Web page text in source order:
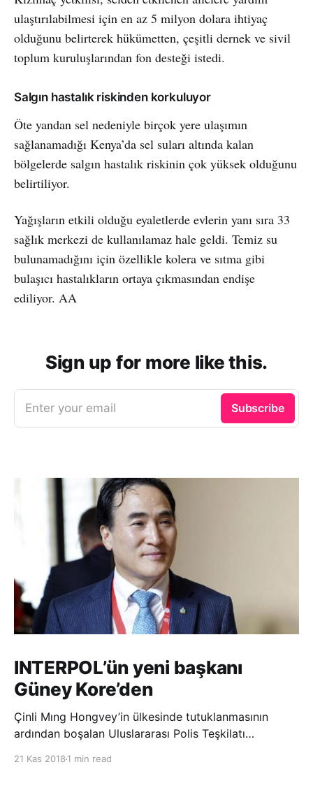
ulaştırılabilmesi için en az 5 milyon dolara ihtiyaç
olduğunu belirterek hükümetten, çeşitli dernek ve sivil
toplum kuruluşlarından fon desteği istedi.
Salgın hastalık riskinden korkuluyor
Öte yandan sel nedeniyle birçok yere ulaşımın
sağlanamadığı Kenya’da sel suları altında kalan
bölgelerde salgın hastalık riskinin çok yüksek olduğunu
belirtiliyor.
Yağışların etkili olduğu eyaletlerde evlerin yanı sıra 33
sağlık merkezi de kullanılamaz hale geldi. Temiz su
bulunamadığını için özellikle kolera ve sıtma gibi
bulaşıcı hastalıkların ortaya çıkmasından endişe
ediliyor. AA
Sign up for more like this.
Enter your email Subscribe
INTERPOL’ün yeni başkanı
Güney Kore’den
Çinli Mıng Hongvey’in ülkesinde tutuklanmasının
ardından boşalan Uluslararası Polis Teşkilatı
21 Kas 2018 1 min read